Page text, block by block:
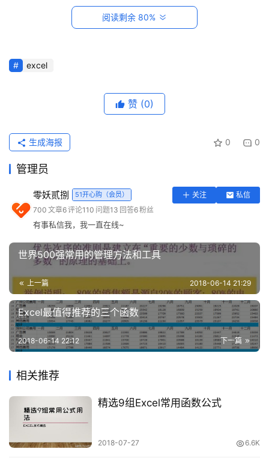
读
实
用
具
问
答
区
常
用
网
登录
2、设置3栏表头
复制线段绘制另一条斜线
3、一秒在 方框内打钩
输入大写字母 “R”，将字体设置为Wingdings 2，即可轻松
阅读剩余 80%
excel
赞 (0)
0 0
生成海报
管理员
零妖贰捌 51开心购（会员） 关注
私信
700 文章6评论110 问题13 回答6粉丝
有事私信我，我一直在线~
世界500强常用的管理方法和工具
上一篇 2018-06-14 21:29
Excel最值得推荐的三个函数
下一篇
2018-06-14 22:12
相关推荐
精选9组Excel常用函数公式
2018-07-27 6.6K